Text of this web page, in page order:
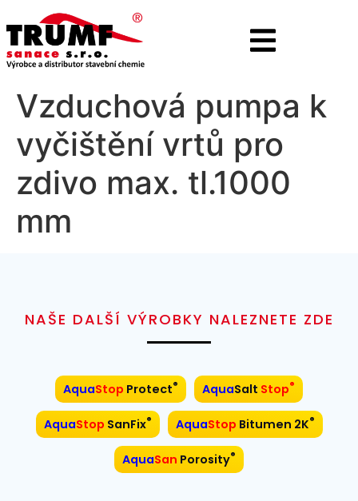
Vzduchová pumpa k
vyčištění vrtů pro
zdivo max. tl.1000
mm
NAŠE DALŠÍ VÝROBKY NALEZNETE ZDE
AquaStop Protect® AquaSalt Stop®
AquaStop SanFix® AquaStop Bitumen 2K®
AquaSan Porosity®